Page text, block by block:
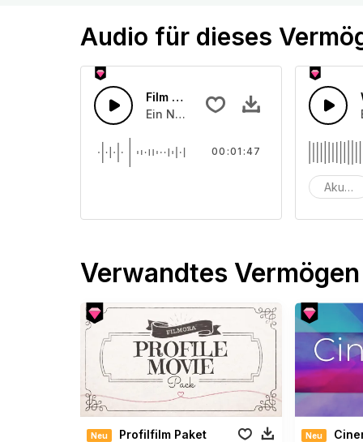
Audio für dieses
Film Natur Alle Arten von Vögel
Ein Natur-Soundeffekt
00:01:47
Verwandtes Vermögen
Neu Profilfilm Paket Neu